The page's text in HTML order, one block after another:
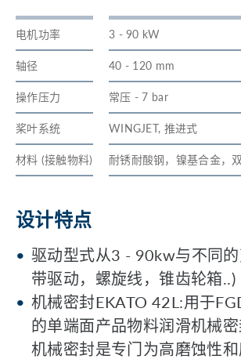
电机功率 3 - 90 kW
轴径 40 - 120 mm
操作压力 常压 - 7 bar
桨叶系统 WINGJET, 推进式
材料 (接触物料) 耐锈耐酸钢，镍基合金，
设计特点
驱动型式从3 - 90kw与不同
带驱动，螺旋线，锥齿轮箱..)
机械密封EKATO 42L:用于
的单端面产品物料润滑机械
机械密封是专门为高磨蚀性